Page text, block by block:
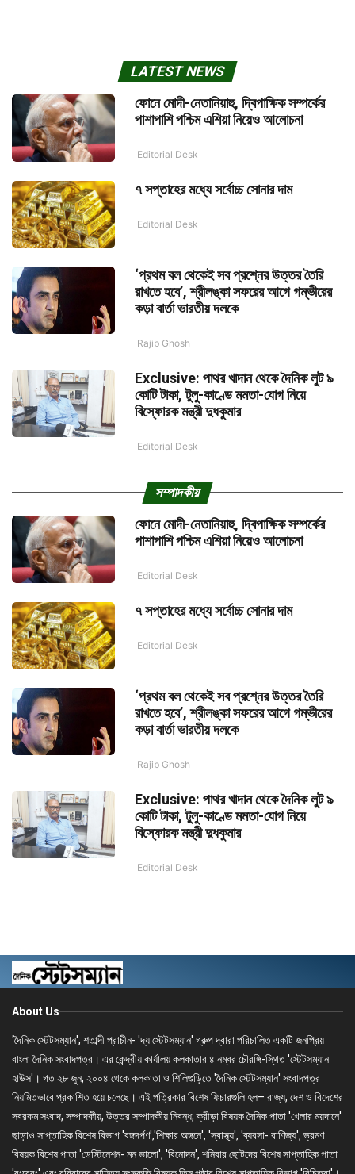
LATEST NEWS
ফোনে মোদী-নেতানিয়াহু, দ্বিপাক্ষিক সম্পর্কের
পাশাপাশি পশ্চিম এশিয়া নিয়েও আলোচনা
Editorial Desk
৭ সপ্তাহের মধ্যে সর্বোচ্চ সোনার দাম
Editorial Desk
‘প্রথম বল থেকেই সব প্রশ্নের উত্তর তৈরি
রাখতে হবে’, শ্রীলঙ্কা সফরের আগে গম্ভীরের
কড়া বার্তা ভারতীয় দলকে
Rajib Ghosh
Exclusive: পাথর খাদান থেকে দৈনিক লুট ৯
কোটি টাকা, টুলু-কাণ্ডে মমতা-যোগ নিয়ে
বিস্ফোরক মন্ত্রী দুধকুমার
Editorial Desk
সম্পাদকীয়
ফোনে মোদী-নেতানিয়াহু, দ্বিপাক্ষিক সম্পর্কের
পাশাপাশি পশ্চিম এশিয়া নিয়েও আলোচনা
Editorial Desk
৭ সপ্তাহের মধ্যে সর্বোচ্চ সোনার দাম
Editorial Desk
‘প্রথম বল থেকেই সব প্রশ্নের উত্তর তৈরি
রাখতে হবে’, শ্রীলঙ্কা সফরের আগে গম্ভীরের
কড়া বার্তা ভারতীয় দলকে
Rajib Ghosh
Exclusive: পাথর খাদান থেকে দৈনিক লুট ৯
কোটি টাকা, টুলু-কাণ্ডে মমতা-যোগ নিয়ে
বিস্ফোরক মন্ত্রী দুধকুমার
Editorial Desk
About Us
'দৈনিক স্টেটসম্যান', শতাব্দী প্রাচীন- 'দ্য স্টেটসম্যান' গ্রুপ দ্বারা পরিচালিত একটি জনপ্রিয়
বাংলা দৈনিক সংবাদপত্র। এর কেন্দ্রীয় কার্যালয় কলকাতার ৪ নম্বর চৌরঙ্গি-স্থিত 'স্টেটসম্যান
হাউস'। গত ২৮ জুন, ২০০৪ থেকে কলকাতা ও শিলিগুড়িতে 'দৈনিক স্টেটসম্যান' সংবাদপত্র
নিয়মিতভাবে প্রকাশিত হয়ে চলেছে। এই পত্রিকার বিশেষ ফিচারগুলি হল– রাজ্য, দেশ ও বিদেশের
সবরকম সংবাদ, সম্পাদকীয়, উত্তর সম্পাদকীয় নিবন্ধ, ক্রীড়া বিষয়ক দৈনিক পাতা 'খেলার ময়দানে'
ছাড়াও সাপ্তাহিক বিশেষ বিভাগ 'বঙ্গদর্পণ','শিক্ষার অঙ্গনে', 'স্বাস্থ্য', 'ব্যবসা- বাণিজ্য', ভ্রমণ
বিষয়ক বিশেষ পাতা 'ডেস্টিনেশন- মন ভালো', 'বিনোদন', শনিবার ছোটদের বিশেষ সাপ্তাহিক পাতা